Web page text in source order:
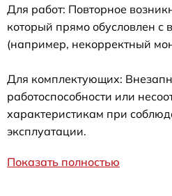
Для работ: Повторное
который прямо обусловлен с
(например, некорректный
Для комплектующих:
работоспособности или
характеристикам при
эксплуатации.
Показать полностью